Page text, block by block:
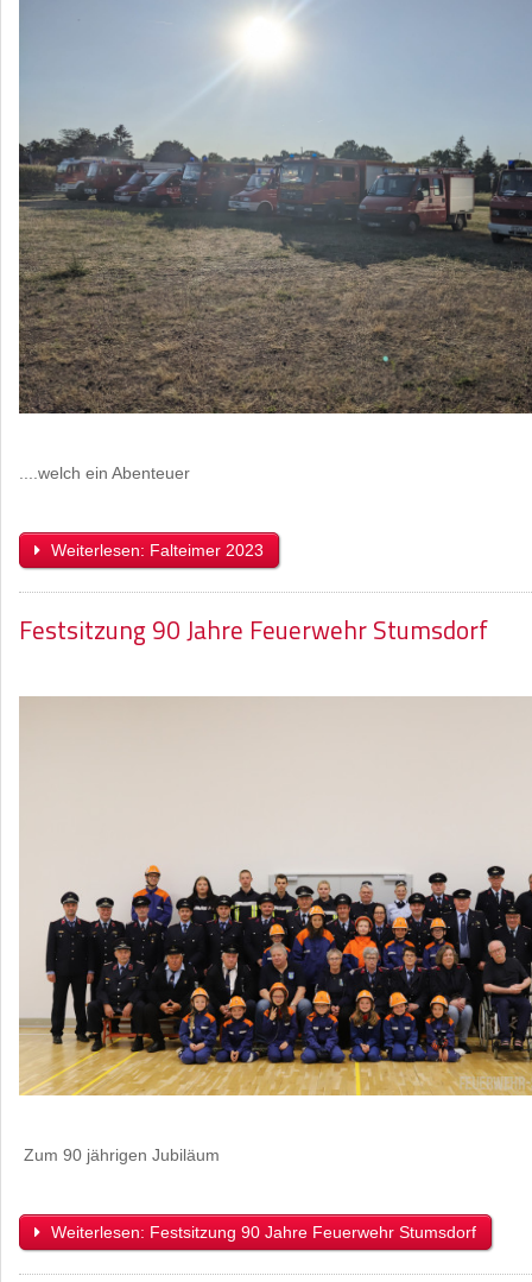
....welch ein Abenteuer
Weiterlesen: Falteimer 2023
Festsitzung 90 Jahre Feuerwehr Stumsdorf
Zum 90 jährigen Jubiläum
Weiterlesen: Festsitzung 90 Jahre Feuerwehr Stumsdorf